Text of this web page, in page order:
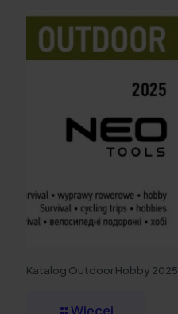
Katalog Outdoor Hobby 2025
Więcej